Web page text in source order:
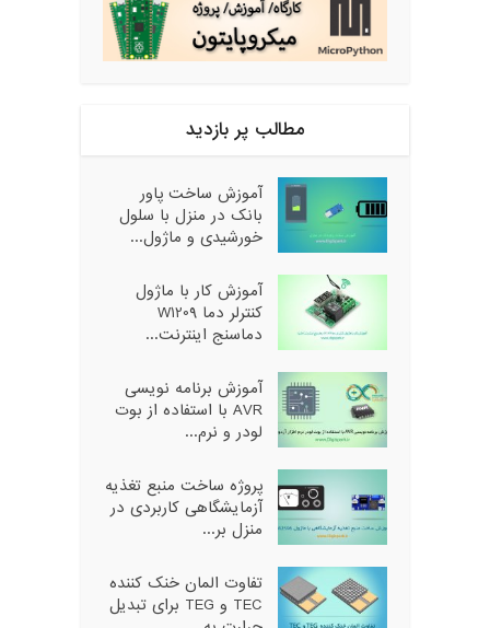
مطالب پر بازدید
آموزش ساخت پاور
بانک در منزل با سلول
خورشیدی و ماژول...
آموزش کار با ماژول
کنترلر دما W1209
دماسنج اینترنت...
آموزش برنامه نویسی
AVR با استفاده از بوت
لودر و نرم...
پروژه ساخت منبع تغذیه
آزمایشگاهی کاربردی در
منزل بر...
تفاوت المان خنک کننده
TEC و TEG برای تبدیل